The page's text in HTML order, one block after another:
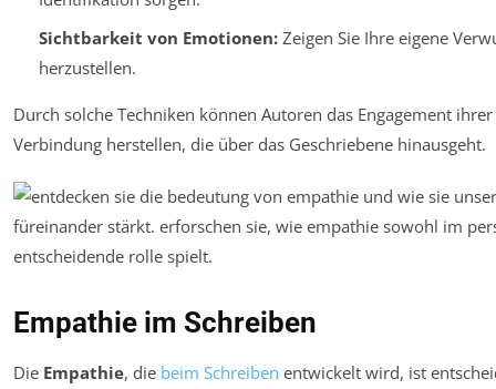
Sichtbarkeit von Emotionen:Zeigen Sie Ihre eigene
herzustellen.
Durch solche Techniken können Autoren das Engagement
Verbindung herstellen, die über das Geschriebene hinausgeht.
Empathie im Schreiben
Die Empathie, die beim Schreiben entwickelt wird, ist